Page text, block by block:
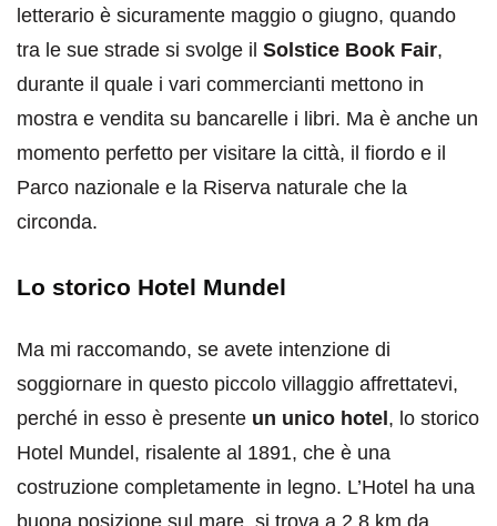
letterario è sicuramente maggio o giugno, quando
tra le sue strade si svolge il Solstice Book Fair,
durante il quale i vari commercianti mettono in
mostra e vendita su bancarelle i libri. Ma è anche un
momento perfetto per visitare la città, il fiordo e il
Parco nazionale e la Riserva naturale che la
circonda.
Lo storico Hotel Mundel
Ma mi raccomando, se avete intenzione di
soggiornare in questo piccolo villaggio affrettatevi,
perché in esso è presente un unico hotel , lo storico
Hotel Mundel, risalente al 1891, che è una
costruzione completamente in legno. L’Hotel ha una